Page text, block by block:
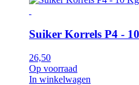
Suiker Korrels P4 -
26,50
Op voorraad
In winkelwagen